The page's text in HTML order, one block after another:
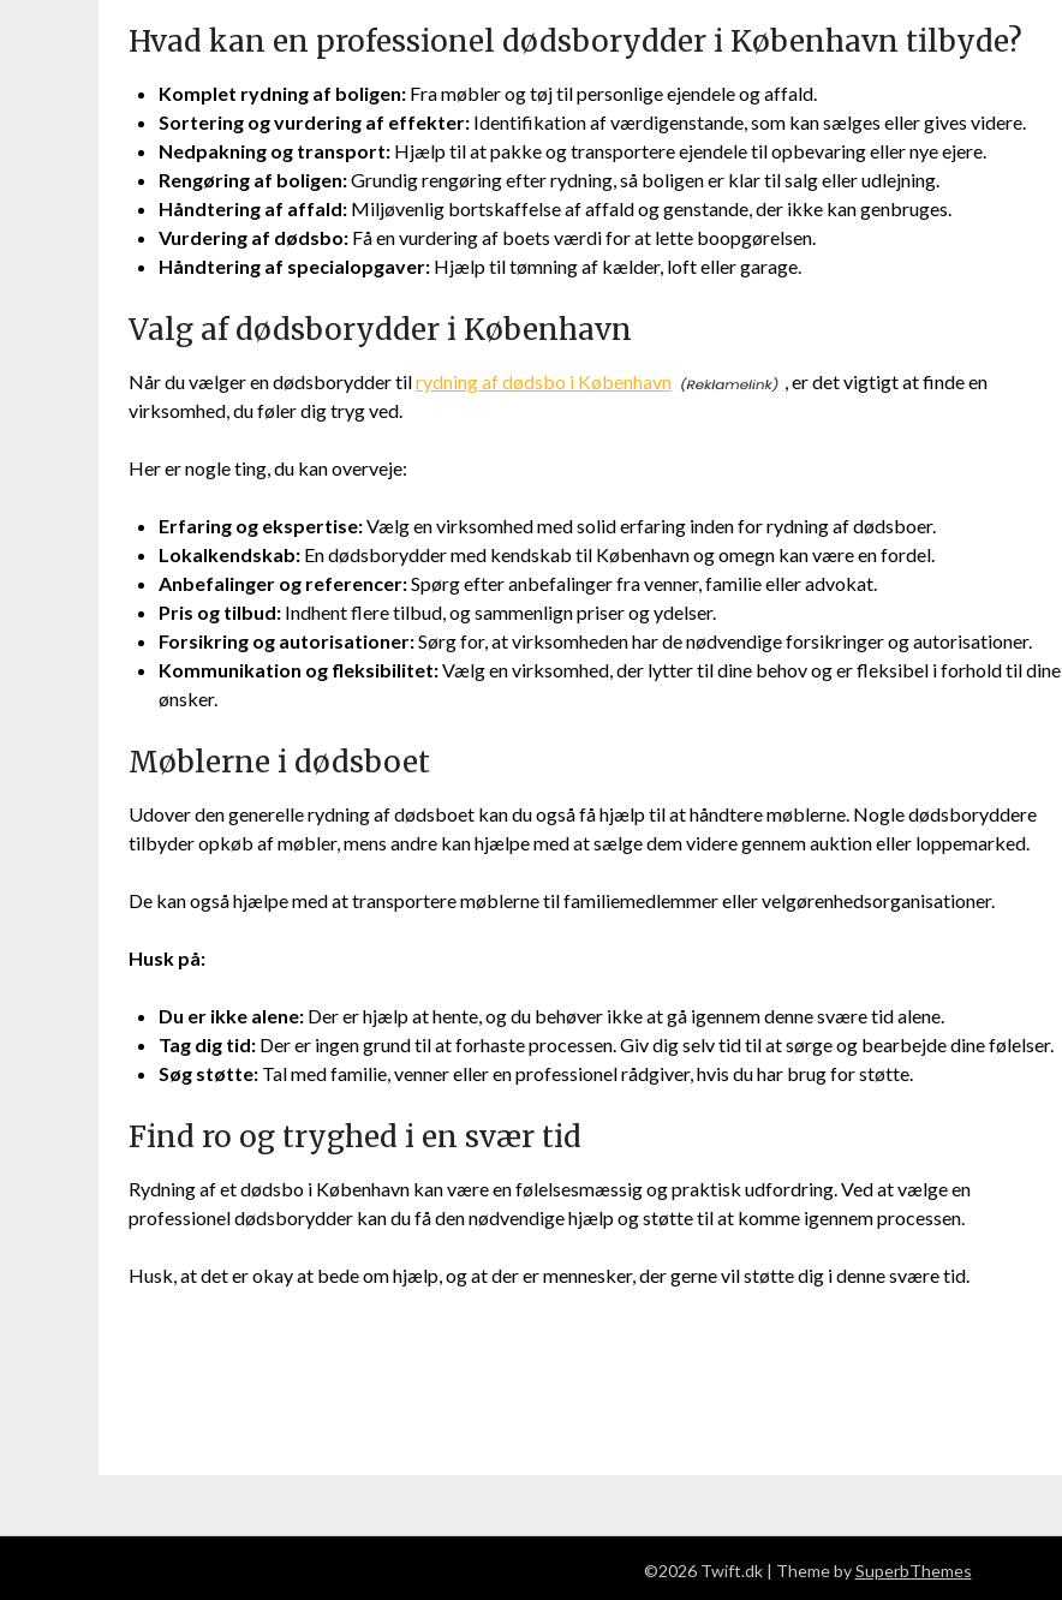
Hvad kan en professionel dødsborydder i København tilbyde?
Komplet rydning af boligen: Fra møbler og tøj til personlige ejendele og affald.
Sortering og vurdering af effekter: Identifikation af værdigenstande, som kan sælges eller gives videre.
Nedpakning og transport: Hjælp til at pakke og transportere ejendele til opbevaring eller nye ejere.
Rengøring af boligen:Grundig rengøring efter rydning, så boligen er klar til salg eller udlejning.
Håndtering af affald: Miljøvenlig bortskaffelse af affald og genstande, der ikke kan genbruges.
Vurdering af dødsbo: Få en vurdering af boets værdi for at lette boopgørelsen.
Håndtering af specialopgaver: Hjælp til tømning af kælder, loft eller garage.
Valg af dødsborydder i København
Når du vælger en dødsborydder tilrydning af dødsbo i København
, er det vigtigt at finde en
virksomhed, du føler dig tryg ved.
Her er nogle ting, du kan overveje:
Erfaring og ekspertise:Vælg en virksomhed med solid erfaring inden for rydning af dødsboer.
Lokalkendskab: En dødsborydder med kendskab til København og omegn kan være en fordel.
Anbefalinger og referencer:Spørg efter anbefalinger fra venner, familie eller advokat.
Pris og tilbud: Indhent flere tilbud, og sammenlign priser og ydelser.
Forsikring og autorisationer:Sørg for, at virksomheden har de nødvendige forsikringer og autorisationer.
Kommunikation og fleksibilitet:Vælg en virksomhed, der lytter til dine behov og er fleksibel i forhold til dine
ønsker.
Møblerne i dødsboet
Udover den generelle rydning af dødsboet kan du også få hjælp til at håndtere møblerne. Nogle dødsboryddere
tilbyder opkøb af møbler, mens andre kan hjælpe med at sælge dem videre gennem auktion eller loppemarked.
De kan også hjælpe med at transportere møblerne til familiemedlemmer eller velgørenhedsorganisationer.
Husk på:
Du er ikke alene: Der er hjælp at hente, og du behøver ikke at gå igennem denne svære tid alene.
Tag dig tid: Der er ingen grund til at forhaste processen. Giv dig selv tid til at sørge og bearbejde dine følelser.
Søg støtte: Tal med familie, venner eller en professionel rådgiver, hvis du har brug for støtte.
Find ro og tryghed i en svær tid
Rydning af et dødsbo i København kan være en følelsesmæssig og praktisk udfordring. Ved at vælge en
professionel dødsborydder kan du få den nødvendige hjælp og støtte til at komme igennem processen.
Husk, at det er okay at bede om hjælp, og at der er mennesker, der gerne vil støtte dig i denne svære tid.
©2026 Twift.dk | Theme bySuperbThemes